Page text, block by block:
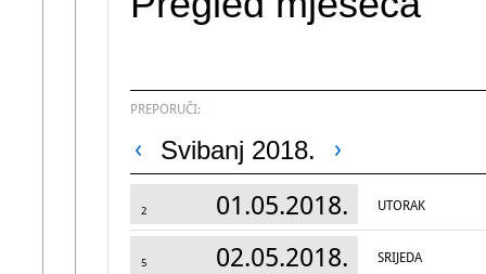
PREPORUČI:
Svibanj 2018.
2 01.05.2018. UTORAK
5 02.05.2018. SRIJEDA